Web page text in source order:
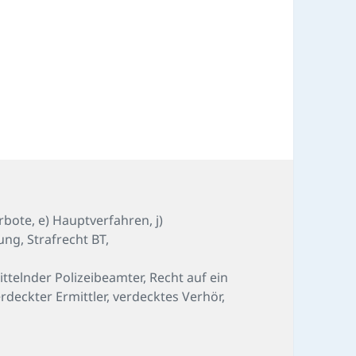
, e) Hauptverfahren, j)
, Strafrecht BT,
Polizeibeamter, Recht auf ein
Ermittler,verdecktes Verhör,